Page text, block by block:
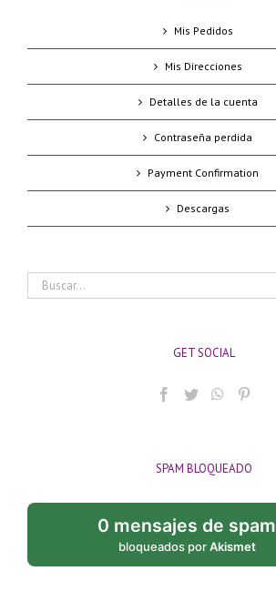
Mis Pedidos
Mis Direcciones
Detalles de la cuenta
Contraseña perdida
Payment Confirmation
Descargas
Buscar:
GET SOCIAL
SPAM BLOQUEADO
0 mensajes de spam
bloqueados porAkismet